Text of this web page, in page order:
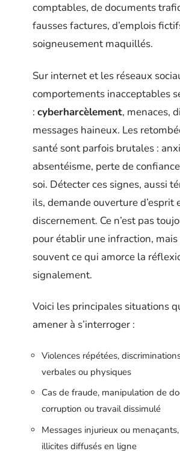
comptables, de documents
fausses factures, d’emplois
soigneusement maquillés.
Sur internet et les réseaux
comportements inacceptables
: cyberharcèlement, menaces,
messages haineux. Les
santé sont parfois brutales :
absentéisme, perte de
soi. Détecter ces signes, aussi
ils, demande ouverture d’esprit
discernement. Ce n’est pas
pour établir une infraction, mais
souvent ce qui amorce la
signalement.
Voici les principales situations
amener à s’interroger :
Violences répétées,
verbales ou physiques
Cas de fraude, manipulation de
corruption ou travail dissimulé
Messages injurieux ou
illicites diffusés en ligne